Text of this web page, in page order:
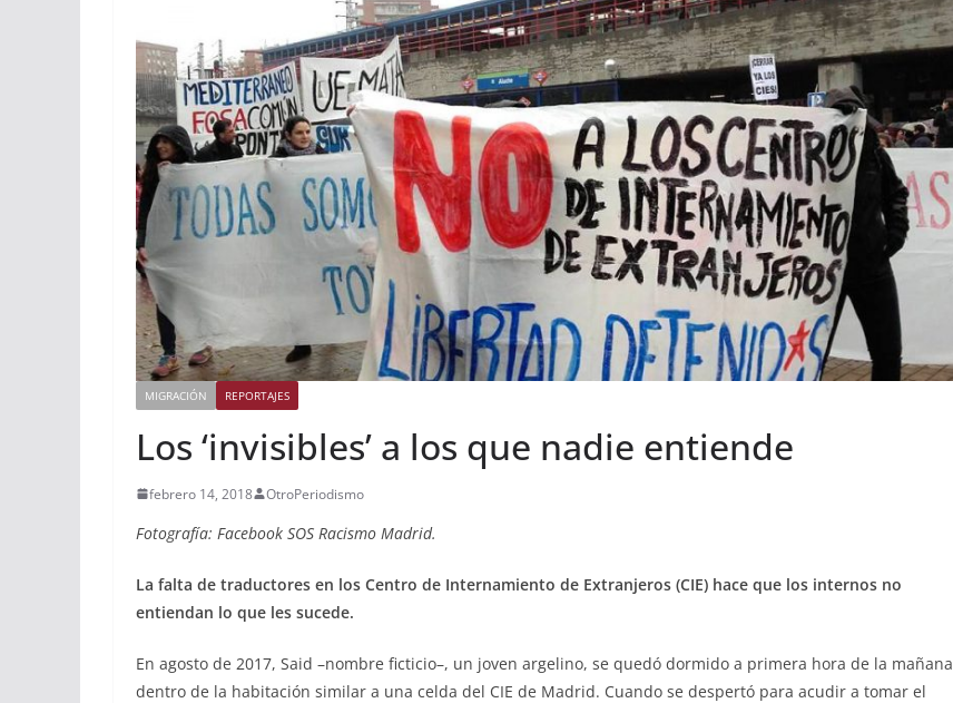
MIGRACIÓN REPORTAJES
Los ‘invisibles’ a los que nadie entiende
febrero 14, 2018 OtroPeriodismo
Fotografía: Facebook SOS Racismo Madrid.
La falta de traductores en los Centro de Internamiento de Extranjeros (CIE) hace que los internos no
entiendan lo que les sucede.
En agosto de 2017, Said –nombre ficticio–, un joven argelino, se quedó dormido a primera hora de la mañana
dentro de la habitación similar a una celda del CIE de Madrid. Cuando se despertó para acudir a tomar el